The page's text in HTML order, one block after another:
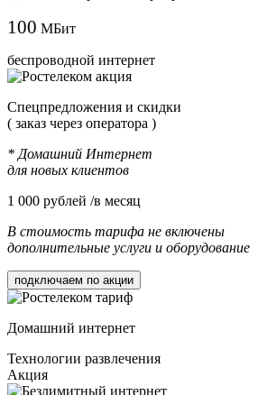
100 МБит
беспроводной интернет
Cпецпредложения и скидки
( заказ через оператора )
* Домашний Интернет
для новых клиентов
1 000 рублей /в месяц
В стоимость тарифа не включены
дополнительные услуги и оборудование
подключаем по акции
Домашний интернет
Технологии развлечения
Акция